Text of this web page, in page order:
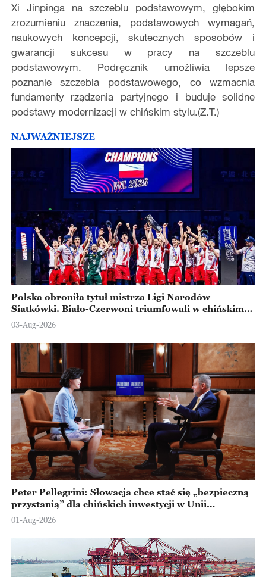
Xi Jinpinga na szczeblu podstawowym, głębokim
zrozumieniu znaczenia, podstawowych wymagań,
naukowych koncepcji, skutecznych sposobów i
gwarancji sukcesu w pracy na szczeblu
podstawowym. Podręcznik umożliwia lepsze
poznanie szczebla podstawowego, co wzmacnia
fundamenty rządzenia partyjnego i buduje solidne
podstawy modernizacji w chińskim stylu.(Z.T.)
NAJWAŻNIEJSZE
Polska obroniła tytuł mistrza Ligi Narodów
Siatkówki. Biało-Czerwoni triumfowali w chińskim
Ningbo
03-Aug-2026
Peter Pellegrini: Słowacja chce stać się „bezpieczną
przystanią” dla chińskich inwestycji w Unii
Europejskiej
01-Aug-2026